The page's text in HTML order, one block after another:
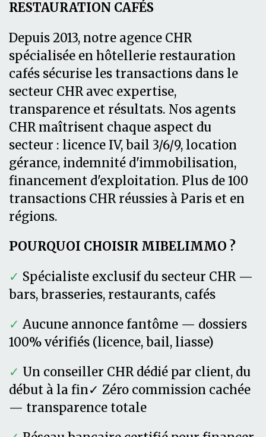
RESTAURATION CAFÉS
Depuis 2013, notre agence CHR
spécialisée en hôtellerie restauration
cafés sécurise les transactions dans le
secteur CHR avec expertise,
transparence et résultats. Nos agents
CHR maîtrisent chaque aspect du
secteur : licence IV, bail 3/6/9, location
gérance, indemnité d'immobilisation,
financement d'exploitation. Plus de 100
transactions CHR réussies à Paris et en
régions.
POURQUOI CHOISIR MIBELIMMO ?
✓ Spécialiste exclusif du secteur CHR —
bars, brasseries, restaurants, cafés
✓ Aucune annonce fantôme — dossiers
100% vérifiés (licence, bail, liasse)
✓ Un conseiller CHR dédié par client, du
début à la fin✓ Zéro commission cachée
— transparence totale